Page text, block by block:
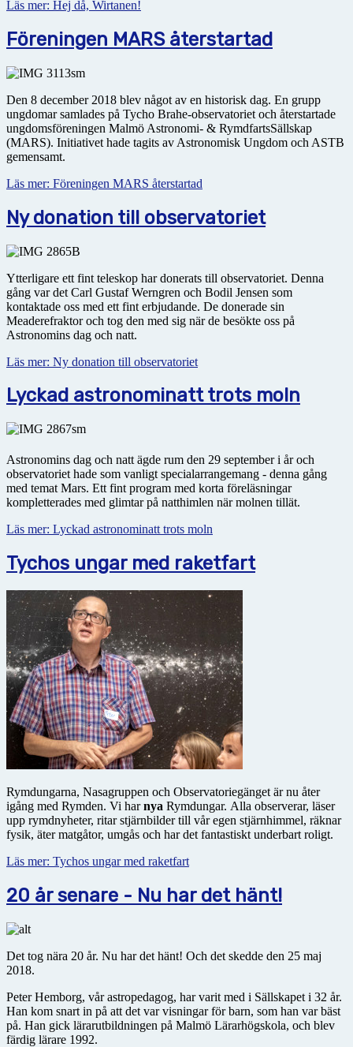
Läs mer: Hej då, Wirtanen!
Föreningen MARS återstartad
Den 8 december 2018 blev något av en historisk dag. En grupp
ungdomar samlades på Tycho Brahe-observatoriet och återstartade
ungdomsföreningen Malmö Astronomi- & RymdfartsSällskap
(MARS). Initiativet hade tagits av Astronomisk Ungdom och ASTB
gemensamt.
Läs mer: Föreningen MARS återstartad
Ny donation till observatoriet
Ytterligare ett fint teleskop har donerats till observatoriet. Denna
gång var det Carl Gustaf Werngren och Bodil Jensen som
kontaktade oss med ett fint erbjudande. De donerade sin
Meaderefraktor och tog den med sig när de besökte oss på
Astronomins dag och natt.
Läs mer: Ny donation till observatoriet
Lyckad astronominatt trots moln
Astronomins dag och natt ägde rum den 29 september i år och
observatoriet hade som vanligt specialarrangemang - denna gång
med temat Mars. Ett fint program med korta föreläsningar
kompletterades med glimtar på natthimlen när molnen tillät.
Läs mer: Lyckad astronominatt trots moln
Tychos ungar med raketfart
Rymdungarna, Nasagruppen och Observatoriegänget är nu åter
igång med Rymden. Vi harnya Rymdungar. Alla observerar, läser
upp rymdnyheter, ritar stjärnbilder till vår egen stjärnhimmel, räknar
fysik, äter matgåtor, umgås och har det fantastiskt underbart roligt.
Läs mer: Tychos ungar med raketfart
20 år senare - Nu har det hänt!
Det tog nära 20 år. Nu har det hänt! Och det skedde den 25 maj
2018.
Peter Hemborg, vår astropedagog, har varit med i Sällskapet i 32 år.
Han kom snart in på att det var visningar för barn, som han var bäst
på. Han gick lärarutbildningen på Malmö Lärarhögskola, och blev
färdig lärare 1992.